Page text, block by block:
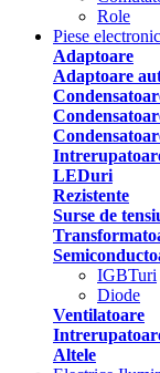
Role
Piese
Adaptoare
Adaptoare
LEDuri
Rezistente
Surse de
IGBTuri
Diode
Ventilatoare
Altele